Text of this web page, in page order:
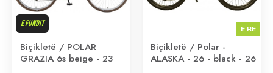
E FUNDIT
Biçikletë / POLAR
GRAZIA 6s beige - 23
E RE
Biçikletë / Polar -
ALASKA - 26 - black - 26